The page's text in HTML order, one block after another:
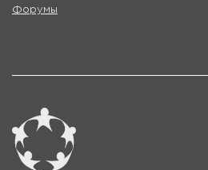
Форумы